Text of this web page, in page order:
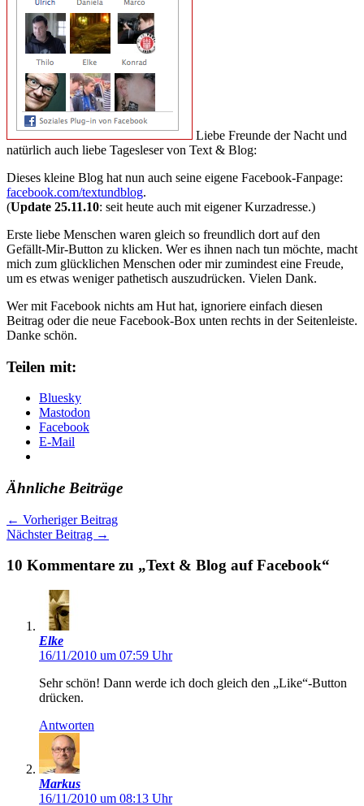
Liebe Freunde der Nacht und
natürlich auch liebe Tagesleser von Text & Blog:
Dieses kleine Blog hat nun auch seine eigene Facebook-Fanpage:
facebook.com/textundblog.
(Update 25.11.10: seit heute auch mit eigener Kurzadresse.)
Erste liebe Menschen waren gleich so freundlich dort auf den
Gefällt-Mir-Button zu klicken. Wer es ihnen nach tun möchte, macht
mich zum glücklichen Menschen oder mir zumindest eine Freude,
um es etwas weniger pathetisch auszudrücken. Vielen Dank.
Wer mit Facebook nichts am Hut hat, ignoriere einfach diesen
Beitrag oder die neue Facebook-Box unten rechts in der Seitenleiste.
Danke schön.
Teilen mit:
Bluesky
Mastodon
Facebook
E-Mail
Ähnliche Beiträge
← Vorheriger Beitrag
Nächster Beitrag →
10 Kommentare zu „Text & Blog auf Facebook“
Elke
16/11/2010 um 07:59 Uhr
Sehr schön! Dann werde ich doch gleich den „Like“-Button
drücken.
Antworten
Markus
16/11/2010 um 08:13 Uhr